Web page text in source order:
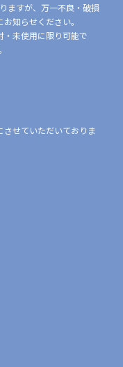
ますが、万一不良・破損
知らせください。
未使用に限り可能で
せていただいておりま